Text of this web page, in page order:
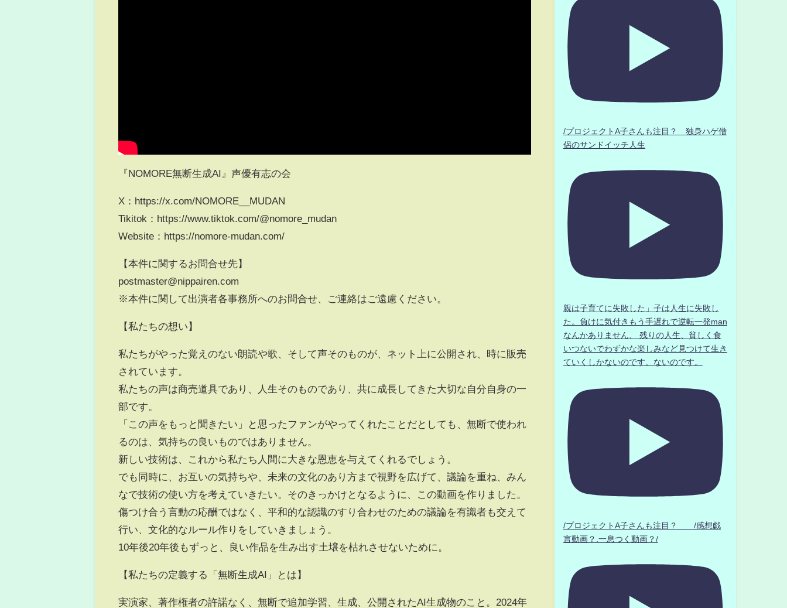
『NOMORE無断生成AI』声優有志の会
X：https://x.com/NOMORE__MUDAN
Tikitok：https://www.tiktok.com/@nomore_mudan
Website：https://nomore-mudan.com/
【本件に関するお問合せ先】
postmaster@nippairen.com
※本件に関して出演者各事務所へのお問合せ、ご連絡はご遠慮ください。
【私たちの想い】
私たちがやった覚えのない朗読や歌、そして声そのものが、ネット上に公開され、時に販売
されています。
私たちの声は商売道具であり、人生そのものであり、共に成長してきた大切な自分自身の一
部です。
「この声をもっと聞きたい」と思ったファンがやってくれたことだとしても、無断で使われ
るのは、気持ちの良いものではありません。
新しい技術は、これから私たち人間に大きな恩恵を与えてくれるでしょう。
でも同時に、お互いの気持ちや、未来の文化のあり方まで視野を広げて、議論を重ね、みん
なで技術の使い方を考えていきたい。そのきっかけとなるように、この動画を作りました。
傷つけ合う言動の応酬ではなく、平和的な認識のすり合わせのための議論を有識者も交えて
行い、文化的なルール作りをしていきましょう。
10年後20年後もずっと、良い作品を生み出す土壌を枯れさせないために。
【私たちの定義する「無断生成AI」とは】
実演家、著作権者の許諾なく、無断で追加学習、生成、公開されたAI生成物のこと。2024年
/プロジェクトA子さんも注目？ 独身ハゲ僧
侶のサンドイッチ人生
親は子育てに失敗した」子は人生に失敗し
た。負けに気付きもう手遅れで逆転一発man
なんかありません、 残りの人生、貧しく食
いつないでわずかな楽しみなど見つけて生き
ていくしかないのです。ないのです。
/プロジェクトA子さんも注目？ /感想戯
言動画？.一息つく動画？/